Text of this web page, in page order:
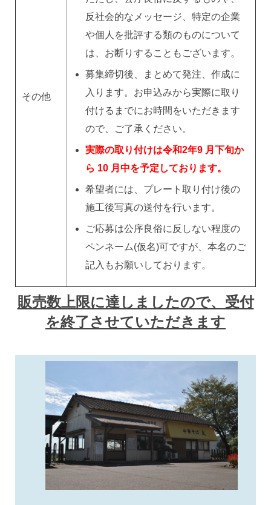
その他
反社会的なメッセージ、特定の企業
や個人を批評する類のものについて
は、お断りすることもございます。
募集締切後、まとめて発注、作成に
入ります。お申込みから実際に取り
付けるまでにお時間をいただきます
ので、ご了承ください。
実際の取り付けは令和2年9 月下旬か
ら 10 月中を予定しております。
希望者には、プレート取り付け後の
施工後写真の送付を行います。
ご応募は公序良俗に反しない程度の
ペンネーム(仮名)可ですが、本名のご
記入もお願いしております。
販売数上限に達しましたので、受付
を終了させていただきます